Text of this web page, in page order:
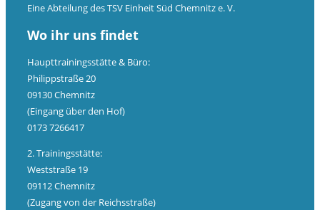
Eine Abteilung des TSV Einheit Süd Chemnitz e. V.
Wo ihr uns findet
Haupttrainingsstätte & Büro:
Philippstraße 20
09130 Chemnitz
(Eingang über den Hof)
0173 7266417
2. Trainingsstätte:
Weststraße 19
09112 Chemnitz
(Zugang von der Reichsstraße)